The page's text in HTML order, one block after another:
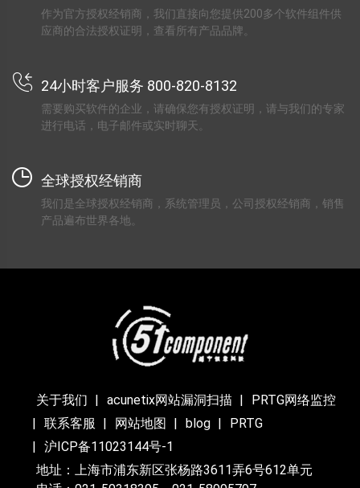
作为官方授权经销商，我们直接向您提供200多个软件组件供
应商的合法授权证明，查看所有产品品牌。
24小时客户服务 800-820-8132
需要购买软件的企业，请确保您有授权证明，请与我们的专家
进行电话，电子邮件或实时聊天。
全球授权经销商
我们是全球授权经销商，系统管理员，公司授权经销商，销售
产品遍布世界各地。
关于我们 acunetix网站漏洞扫描
PRTG网络监控
联系客服
网站地图 blog
PRTG
沪ICP备11023144号-1
地址：上海市浦东新区张杨路3611弄6号612单元